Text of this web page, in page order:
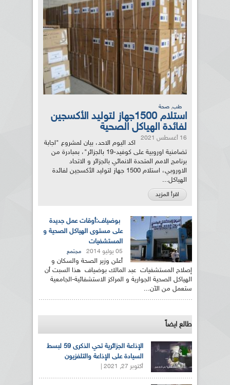
طب, صحة
استلام 1500جهاز لتوليد الأكسجين
لفائدة الهياكل الصحية
16 أغسطس 2021
اكد اليوم الاحد، بيان لمشروع "اجابة
تضامنية اوروبية على كوفيد-19 بالجزائر"، بمبادرة من
برنامج الامم المتحدة الانمائي بالجزائر و الاتحاد
الاوروبي، استلام 1500 جهاز لتوليد الأكسجين لفائدة
الهياكل...
اقرأ المزيد
بوضياف:أوقات عمل جديدة
على مستوى الهياكل الصحية و
المستشفيات
05 يوليو 2014 مجتمع
أعلن وزير الصحة والسكان و
إصلاح المستشفيات عبد المالك بوضياف هذا السبت أن
الهياكل الصحية الجوارية و المراكز الاستشفائية-الجامعية
ستعمل من الآن...
طالع ايضاً
الإذاعة الجزائرية تحي الذكرى 59 لبسط
السيادة على الإذاعة والتلفزيون
أكتوبر 27, 2021 |